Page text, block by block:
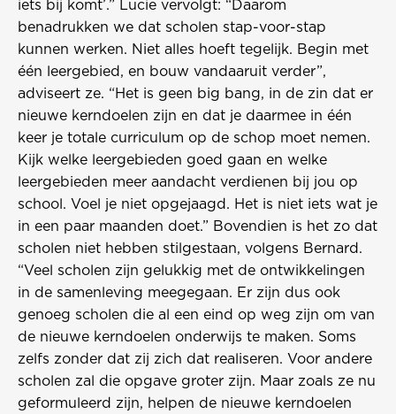
iets bij komt’.” Lucie vervolgt: “Daarom
benadrukken we dat scholen stap-voor-stap
kunnen werken. Niet alles hoeft tegelijk. Begin met
één leergebied, en bouw vandaaruit verder”,
adviseert ze. “Het is geen big bang, in de zin dat er
nieuwe kerndoelen zijn en dat je daarmee in één
keer je totale curriculum op de schop moet nemen.
Kijk welke leergebieden goed gaan en welke
leergebieden meer aandacht verdienen bij jou op
school. Voel je niet opgejaagd. Het is niet iets wat je
in een paar maanden doet.” Bovendien is het zo dat
scholen niet hebben stilgestaan, volgens Bernard.
“Veel scholen zijn gelukkig met de ontwikkelingen
in de samenleving meegegaan. Er zijn dus ook
genoeg scholen die al een eind op weg zijn om van
de nieuwe kerndoelen onderwijs te maken. Soms
zelfs zonder dat zij zich dat realiseren. Voor andere
scholen zal die opgave groter zijn. Maar zoals ze nu
geformuleerd zijn, helpen de nieuwe kerndoelen